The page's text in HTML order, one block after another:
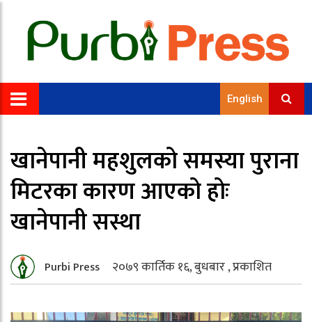
English
खानेपानी महशुलको समस्या पुराना
मिटरका कारण आएको होः
खानेपानी सस्था
Purbi Press २०७९ कार्तिक १६, बुधबार , प्रकाशित